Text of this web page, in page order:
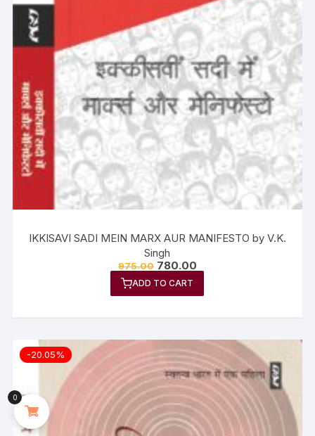
IKKISAVI SADI MEIN MARX AUR MANIFESTO by V.K.
Singh
975.00 780.00
ADD TO CART
-20.05%
0